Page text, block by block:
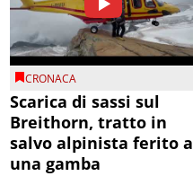
CRONACA
Scarica di sassi sul
Breithorn, tratto in
salvo alpinista ferito a
una gamba